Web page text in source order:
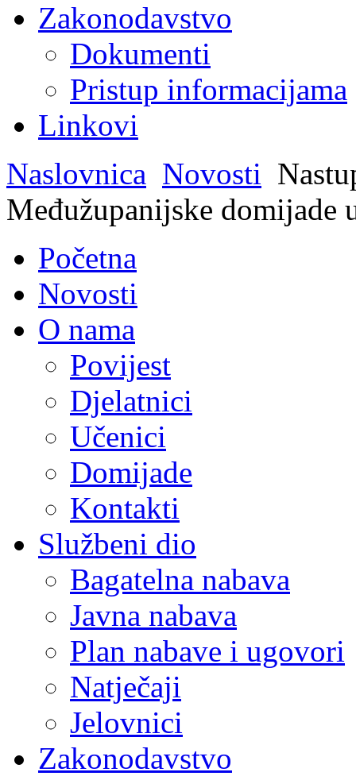
Zakonodavstvo
Dokumenti
Pristup informacijama
Linkovi
Naslovnica Novosti
Međužupanijske domijade
Početna
Novosti
O nama
Povijest
Djelatnici
Učenici
Domijade
Kontakti
Službeni dio
Bagatelna nabava
Javna nabava
Plan nabave i ugovori
Natječaji
Jelovnici
Zakonodavstvo